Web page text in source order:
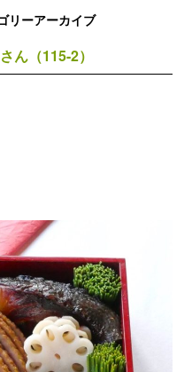
リーアーカイブ
（115-2）